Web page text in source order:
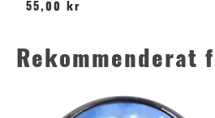
55,00 kr
Rekommenderat